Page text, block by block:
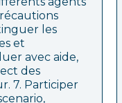
les
et
avec aide,
des
7. Participer